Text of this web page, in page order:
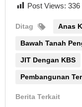
Post Views: 336
Ditag Anas
Bawah Tanah
JIT Dengan KBS
Pembangunan
Berita Terkait